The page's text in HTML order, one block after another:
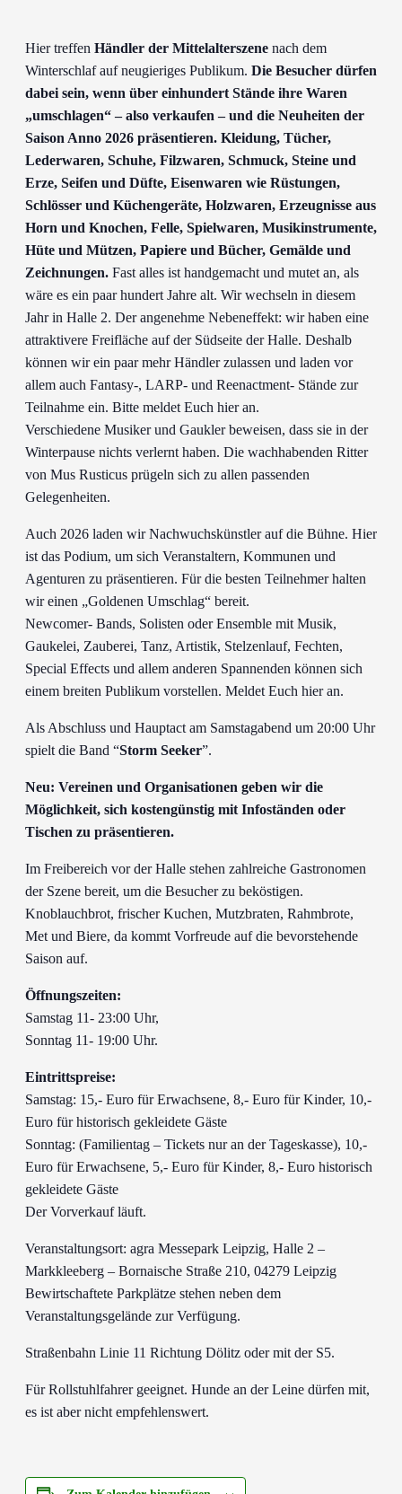
Hier treffen Händler der Mittelalterszene nach dem
Winterschlaf auf neugieriges Publikum. Die Besucher dürfen
dabei sein, wenn über einhundert Stände ihre Waren
„umschlagen“ – also verkaufen – und die Neuheiten der
Saison Anno 2026 präsentieren. Kleidung, Tücher,
Lederwaren, Schuhe, Filzwaren, Schmuck, Steine und
Erze, Seifen und Düfte, Eisenwaren wie Rüstungen,
Schlösser und Küchengeräte, Holzwaren, Erzeugnisse aus
Horn und Knochen, Felle, Spielwaren, Musikinstrumente,
Hüte und Mützen, Papiere und Bücher, Gemälde und
Zeichnungen. Fast alles ist handgemacht und mutet an, als
wäre es ein paar hundert Jahre alt. Wir wechseln in diesem
Jahr in Halle 2. Der angenehme Nebeneffekt: wir haben eine
attraktivere Freifläche auf der Südseite der Halle. Deshalb
können wir ein paar mehr Händler zulassen und laden vor
allem auch Fantasy-, LARP- und Reenactment- Stände zur
Teilnahme ein. Bitte meldet Euch hier an.
Verschiedene Musiker und Gaukler beweisen, dass sie in der
Winterpause nichts verlernt haben. Die wachhabenden Ritter
von Mus Rusticus prügeln sich zu allen passenden
Gelegenheiten.
Auch 2026 laden wir Nachwuchskünstler auf die Bühne. Hier
ist das Podium, um sich Veranstaltern, Kommunen und
Agenturen zu präsentieren. Für die besten Teilnehmer halten
wir einen „Goldenen Umschlag“ bereit.
Newcomer- Bands, Solisten oder Ensemble mit Musik,
Gaukelei, Zauberei, Tanz, Artistik, Stelzenlauf, Fechten,
Special Effects und allem anderen Spannenden können sich
einem breiten Publikum vorstellen. Meldet Euch hier an.
Als Abschluss und Hauptact am Samstagabend um 20:00 Uhr
spielt die Band “Storm Seeker”.
Neu: Vereinen und Organisationen geben wir die
Möglichkeit, sich kostengünstig mit Infoständen oder
Tischen zu präsentieren.
Im Freibereich vor der Halle stehen zahlreiche Gastronomen
der Szene bereit, um die Besucher zu beköstigen.
Knoblauchbrot, frischer Kuchen, Mutzbraten, Rahmbrote,
Met und Biere, da kommt Vorfreude auf die bevorstehende
Saison auf.
Öffnungszeiten:
Samstag 11- 23:00 Uhr,
Sonntag 11- 19:00 Uhr.
Eintrittspreise:
Samstag: 15,- Euro für Erwachsene, 8,- Euro für Kinder, 10,-
Euro für historisch gekleidete Gäste
Sonntag: (Familientag – Tickets nur an der Tageskasse), 10,-
Euro für Erwachsene, 5,- Euro für Kinder, 8,- Euro historisch
gekleidete Gäste
Der Vorverkauf läuft.
Veranstaltungsort: agra Messepark Leipzig, Halle 2 –
Markkleeberg – Bornaische Straße 210, 04279 Leipzig
Bewirtschaftete Parkplätze stehen neben dem
Veranstaltungsgelände zur Verfügung.
Straßenbahn Linie 11 Richtung Dölitz oder mit der S5.
Für Rollstuhlfahrer geeignet. Hunde an der Leine dürfen mit,
es ist aber nicht empfehlenswert.